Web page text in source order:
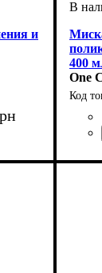
и
400
One